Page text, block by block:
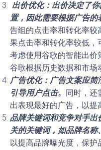
出价优化：出价决定了
置，因此需要根据广告的
告组的点击率和转化率较
果点击率和转化率较低，
考虑使用谷歌的智能出价
谷歌根据历史数据和市场
广告优化：广告文案应简
引导用户点击。
同时，还
出表现最好的广告，以提
品牌关键词和竞争对手
关的关键词，如品牌名称
以提高品牌曝光度，保